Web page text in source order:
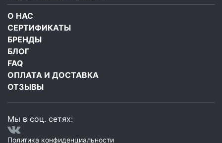
О НАС
СЕРТИФИКАТЫ
БРЕНДЫ
БЛОГ
FAQ
ОПЛАТА И ДОСТАВКА
ОТЗЫВЫ
Мы в соц. сетях:
Политика конфиденциальности